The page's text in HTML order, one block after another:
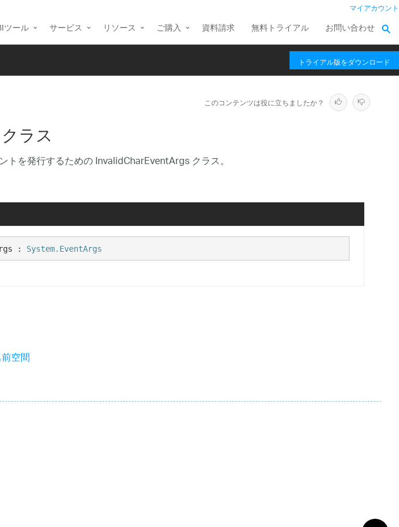
マイアカウント
ツール サービス リソース ご購入 資料請求 無料トライアル お問い合わせ
トライアル版をダウンロード
このコンテンツは役に立ちましたか？
ラス
トを発行するための InvalidCharEventArgs クラス。
: System.EventArgs
空間